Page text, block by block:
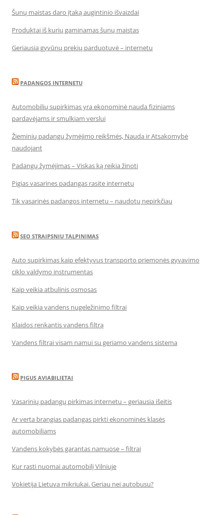
Šunų maistas daro įtaką augintinio išvaizdai
Produktai iš kurių gaminamas šunų maistas
Geriausia gyvūnų prekių parduotuvė – internetu
PADANGOS INTERNETU
Automobilių supirkimas yra ekonominė nauda fiziniams
pardavėjams ir smulkiam verslui
Žieminių padangų žymėjimo reikšmės, Nauda ir Atsakomybė
naudojant
Padangų žymėjimas – Viskas ką reikia žinoti
Pigias vasarines padangas rasite internetu
Tik vasarinės padangos internetu – naudotų nepirkčiau
SEO STRAIPSNIU TALPINIMAS
Auto supirkimas kaip efektyvus transporto priemonės gyvavimo
ciklo valdymo instrumentas
Kaip veikia atbulinis osmosas
Kaip veikia vandens nugeležinimo filtrai
Klaidos renkantis vandens filtrą
Vandens filtrai visam namui su geriamo vandens sistema
PIGUS AVIABILIETAI
Vasarinių padangų pirkimas internetu – geriausia išeitis
Ar verta brangias padangas pirkti ekonominės klasės
automobiliams
Vandens kokybės garantas namuose – filtrai
Kur rasti nuomai automobilį Vilniuje
Vokietija Lietuva mikriukai. Geriau nei autobusu?